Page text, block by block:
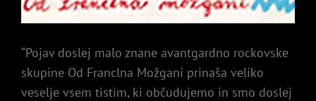
“Pojav doslej malo znane avantgardno rockovske
skupine Od Franclna Možgani prinaša veliko
veselje vsem tistim, ki občudujemo in smo doslej